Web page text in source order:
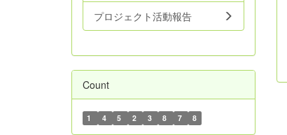
プロジェクト活動報告
Count
1 4 5 2 3 8 7 8